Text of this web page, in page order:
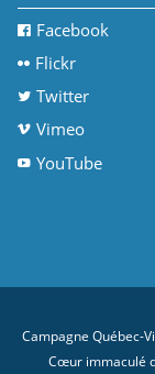
Facebook
Flickr
Twitter
Vimeo
YouTube
Campagne Québec-
Cœur immaculé